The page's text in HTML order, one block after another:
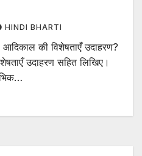
HINDI BHARTI
की विशेषताएँ उदाहरण?
उदाहरण सहित लिखिए।